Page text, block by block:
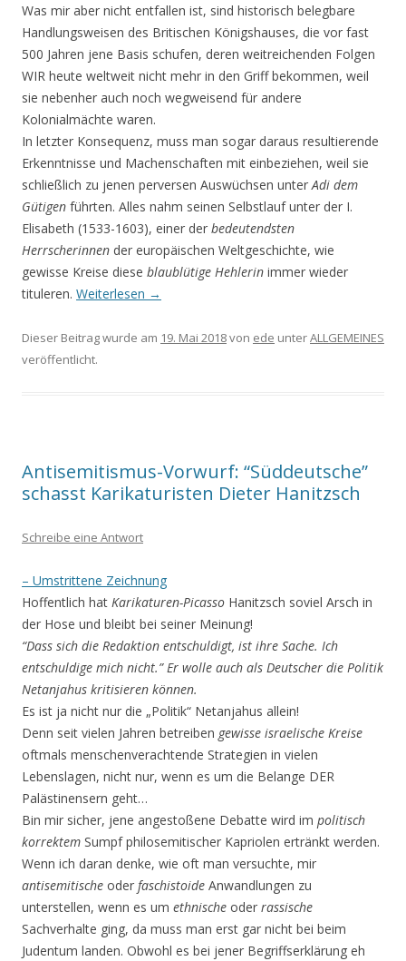
Was mir aber nicht entfallen ist, sind historisch belegbare
Handlungsweisen des Britischen Königshauses, die vor fast
500 Jahren jene Basis schufen, deren weitreichenden Folgen
WIR heute weltweit nicht mehr in den Griff bekommen, weil
sie nebenher auch noch wegweisend für andere
Kolonialmächte waren.
In letzter Konsequenz, muss man sogar daraus resultierende
Erkenntnisse und Machenschaften mit einbeziehen, weil sie
schließlich zu jenen perversen Auswüchsen unter Adi dem
Gütigen führten. Alles nahm seinen Selbstlauf unter der I.
Elisabeth (1533-1603), einer der bedeutendsten
Herrscherinnen der europäischen Weltgeschichte, wie
gewisse Kreise diese blaublütige Hehlerin immer wieder
tituleren. Weiterlesen →
Dieser Beitrag wurde am 19. Mai 2018von ede unterALLGEMEINES
veröffentlicht.
Antisemitismus-Vorwurf: “Süddeutsche”
schasst Karikaturisten Dieter Hanitzsch
Schreibe eine Antwort
– Umstrittene Zeichnung
Hoffentlich hat Karikaturen-Picasso Hanitzsch soviel Arsch in
der Hose und bleibt bei seiner Meinung!
“Dass sich die Redaktion entschuldigt, ist ihre Sache. Ich
entschuldige mich nicht.” Er wolle auch als Deutscher die Politik
Netanjahus kritisieren können.
Es ist ja nicht nur die „Politik“ Netanjahus allein!
Denn seit vielen Jahren betreiben gewisse israelische Kreise
oftmals menschenverachtende Strategien in vielen
Lebenslagen, nicht nur, wenn es um die Belange DER
Palästinensern geht…
Bin mir sicher, jene angestoßene Debatte wird im politisch
korrektem Sumpf philosemitischer Kapriolen ertränkt werden.
Wenn ich daran denke, wie oft man versuchte, mir
antisemitische oder faschistoide Anwandlungen zu
unterstellen, wenn es um ethnische oder rassische
Sachverhalte ging, da muss man erst gar nicht bei beim
Judentum landen. Obwohl es bei jener Begriffserklärung eh